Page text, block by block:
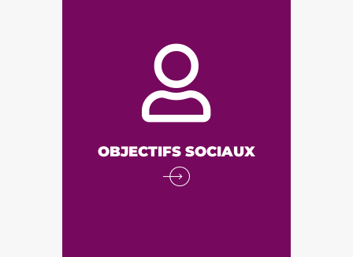
OBJECTIFS SOCIAUX
animale, Privilégier les
rapports de coopération plutôt
que de compétition, Respecter
l’équité entre les différents
acteurs des filières, Permettre
leur travail et de leurs terres
Proposer des aliments sains et
équilibrés Établir des liens